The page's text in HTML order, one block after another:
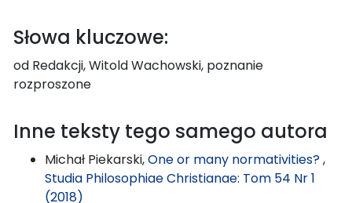
Słowa kluczowe:
od Redakcji, Witold Wachowski, poznanie
rozproszone
Inne teksty tego samego autora
Michał Piekarski,One or many normativities?,
Studia Philosophiae Christianae: Tom 54 Nr 1
(2018)